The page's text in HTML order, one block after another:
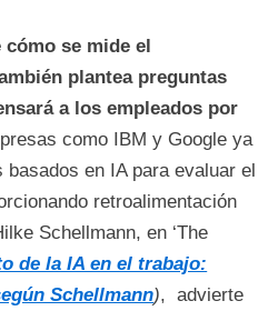
se mide el
plantea preguntas
a los empleados por
como IBM y Google ya
en IA para evaluar el
retroalimentación
Schellmann, en ‘The
de la IA en el trabajo:
Schellmann), advierte